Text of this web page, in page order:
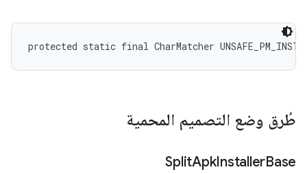
protected static final CharMatcher
طُرق وضع التصميم المحمية
SplitApkInstallerBase